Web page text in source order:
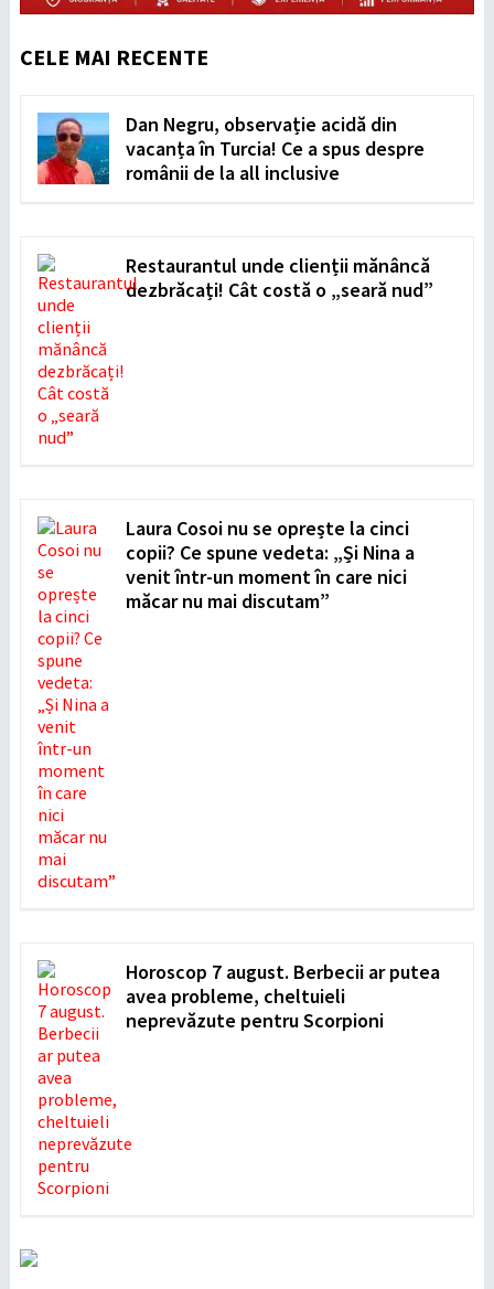
CELE MAI RECENTE
Dan Negru, observație acidă din
vacanța în Turcia! Ce a spus despre
românii de la all inclusive
Restaurantul unde clienții mănâncă
dezbrăcați! Cât costă o „seară nud”
Laura Cosoi nu se oprește la cinci
copii? Ce spune vedeta: „Și Nina a
venit într-un moment în care nici
măcar nu mai discutam”
Horoscop 7 august. Berbecii ar putea
avea probleme, cheltuieli
neprevăzute pentru Scorpioni